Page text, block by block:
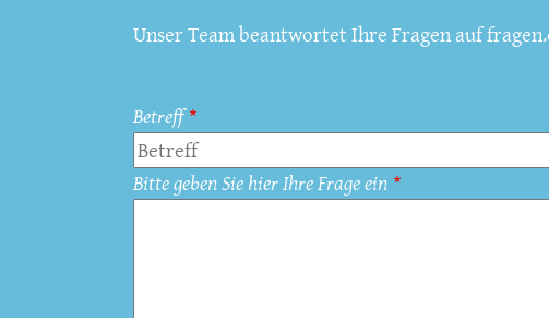
Unser Team beantwortet Ihre Fragen auf
Betreff
Bitte geben Sie hier Ihre Frage ein